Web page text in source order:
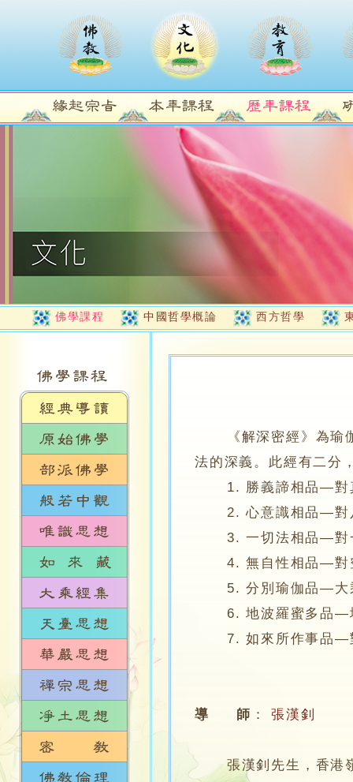
佛學課程 中國哲學概論 西方哲學
《解深密經》為
法的深義。此經有二分
1. 勝義諦相品—對
2. 心意識相品—對
3. 一切法相品—對
4. 無自性相品—對
5. 分別瑜伽品—大
6. 地波羅蜜多品—
7. 如來所作事品—
導 師 ： 張漢釗
張漢釗先生，香港嶺